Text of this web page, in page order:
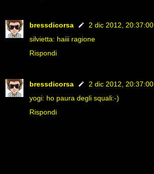
bressdicorsa
2 dic 2012, 20:37:00
silvietta: haiii ragione
Rispondi
bressdicorsa
2 dic 2012, 20:37:00
yogi: ho paura degli squali:-)
Rispondi